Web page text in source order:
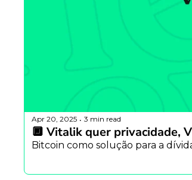
Apr 20, 2025 • 3 min read
🔲 Vitalik quer privacidade,
Bitcoin como solução para a